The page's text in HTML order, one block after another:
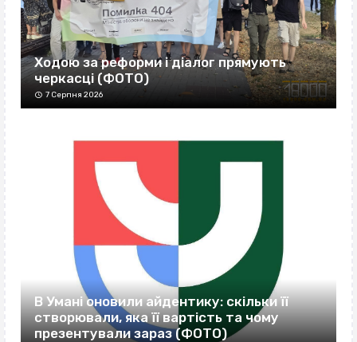
Ходою за реформи і діалог прямують
черкасці (ФОТО)
7 Серпня 2026
В Умані оновили айдентику: скільки її
створювали, яка її вартість та чому
презентували зараз (ФОТО)